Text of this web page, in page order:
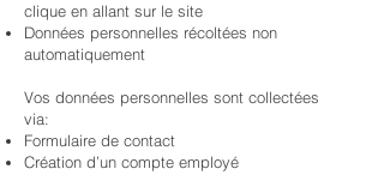
clique en allant sur le site
Données personnelles récoltées non
automatiquement
Vos données personnelles sont collectées
via:
Formulaire de contact
Création d’un compte employé